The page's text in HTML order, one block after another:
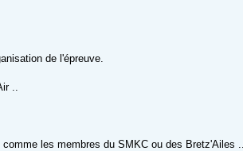
de l'épreuve.
..
les membres du SMKC ou des Bretz'Ailes